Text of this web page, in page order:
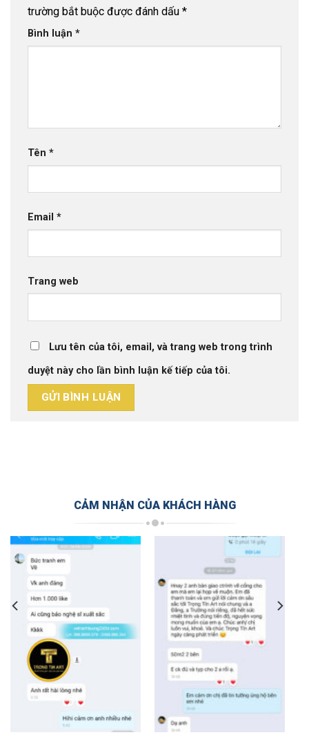
trường bắt buộc được đánh dấu *
Bình luận *
Tên *
Email *
Trang web
Lưu tên của tôi, email, và trang web trong trình
duyệt này cho lần bình luận kế tiếp của tôi.
CẢM NHẬN CỦA KHÁCH HÀNG